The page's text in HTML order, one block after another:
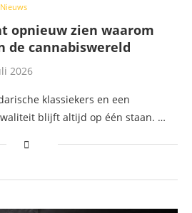
Nieuws
opnieuw zien waarom
de cannabiswereld
2026
klassiekers en een
blijft altijd op één staan. …